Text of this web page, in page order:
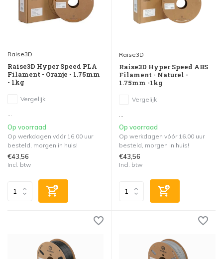
Raise3D
Raise3D Hyper Speed PLA
Filament - Oranje - 1.75mm
- 1kg
Vergelijk
...
Op voorraad
Op werkdagen vóór 16.00 uur
besteld, morgen in huis!
€43,56
Incl. btw
Raise3D
Raise3D Hyper Speed ABS
Filament - Naturel -
1.75mm -1kg
Vergelijk
...
Op voorraad
Op werkdagen vóór 16.00 uur
besteld, morgen in huis!
€43,56
Incl. btw